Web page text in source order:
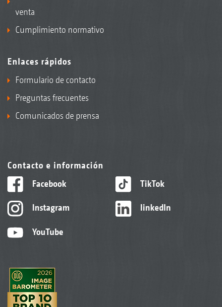
venta
Cumplimiento normativo
Enlaces rápidos
Formulario de contacto
Preguntas frecuentes
Comunicados de prensa
Contacto e información
Facebook
Instagram
YouTube
TikTok
linkedIn